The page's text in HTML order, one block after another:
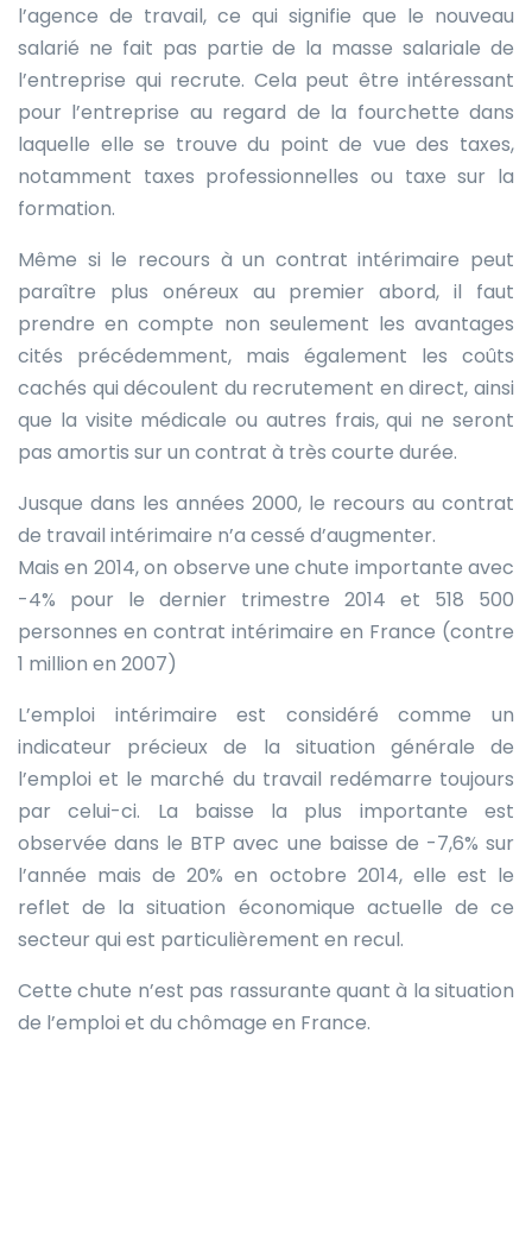
l’agence de travail, ce qui signifie que le nouveau
salarié ne fait pas partie de la masse salariale de
l’entreprise qui recrute. Cela peut être intéressant
pour l’entreprise au regard de la fourchette dans
laquelle elle se trouve du point de vue des taxes,
notamment taxes professionnelles ou taxe sur la
formation.
Même si le recours à un contrat intérimaire peut
paraître plus onéreux au premier abord, il faut
prendre en compte non seulement les avantages
cités précédemment, mais également les coûts
cachés qui découlent du recrutement en direct, ainsi
que la visite médicale ou autres frais, qui ne seront
pas amortis sur un contrat à très courte durée.
Jusque dans les années 2000, le recours au contrat
de travail intérimaire n’a cessé d’augmenter.
Mais en 2014, on observe une chute importante avec
-4% pour le dernier trimestre 2014 et 518 500
personnes en contrat intérimaire en France (contre
1 million en 2007)
L’emploi intérimaire est considéré comme un
indicateur précieux de la situation générale de
l’emploi et le marché du travail redémarre toujours
par celui-ci. La baisse la plus importante est
observée dans le BTP avec une baisse de -7,6% sur
l’année mais de 20% en octobre 2014, elle est le
reflet de la situation économique actuelle de ce
secteur qui est particulièrement en recul.
Cette chute n’est pas rassurante quant à la situation
de l’emploi et du chômage en France.